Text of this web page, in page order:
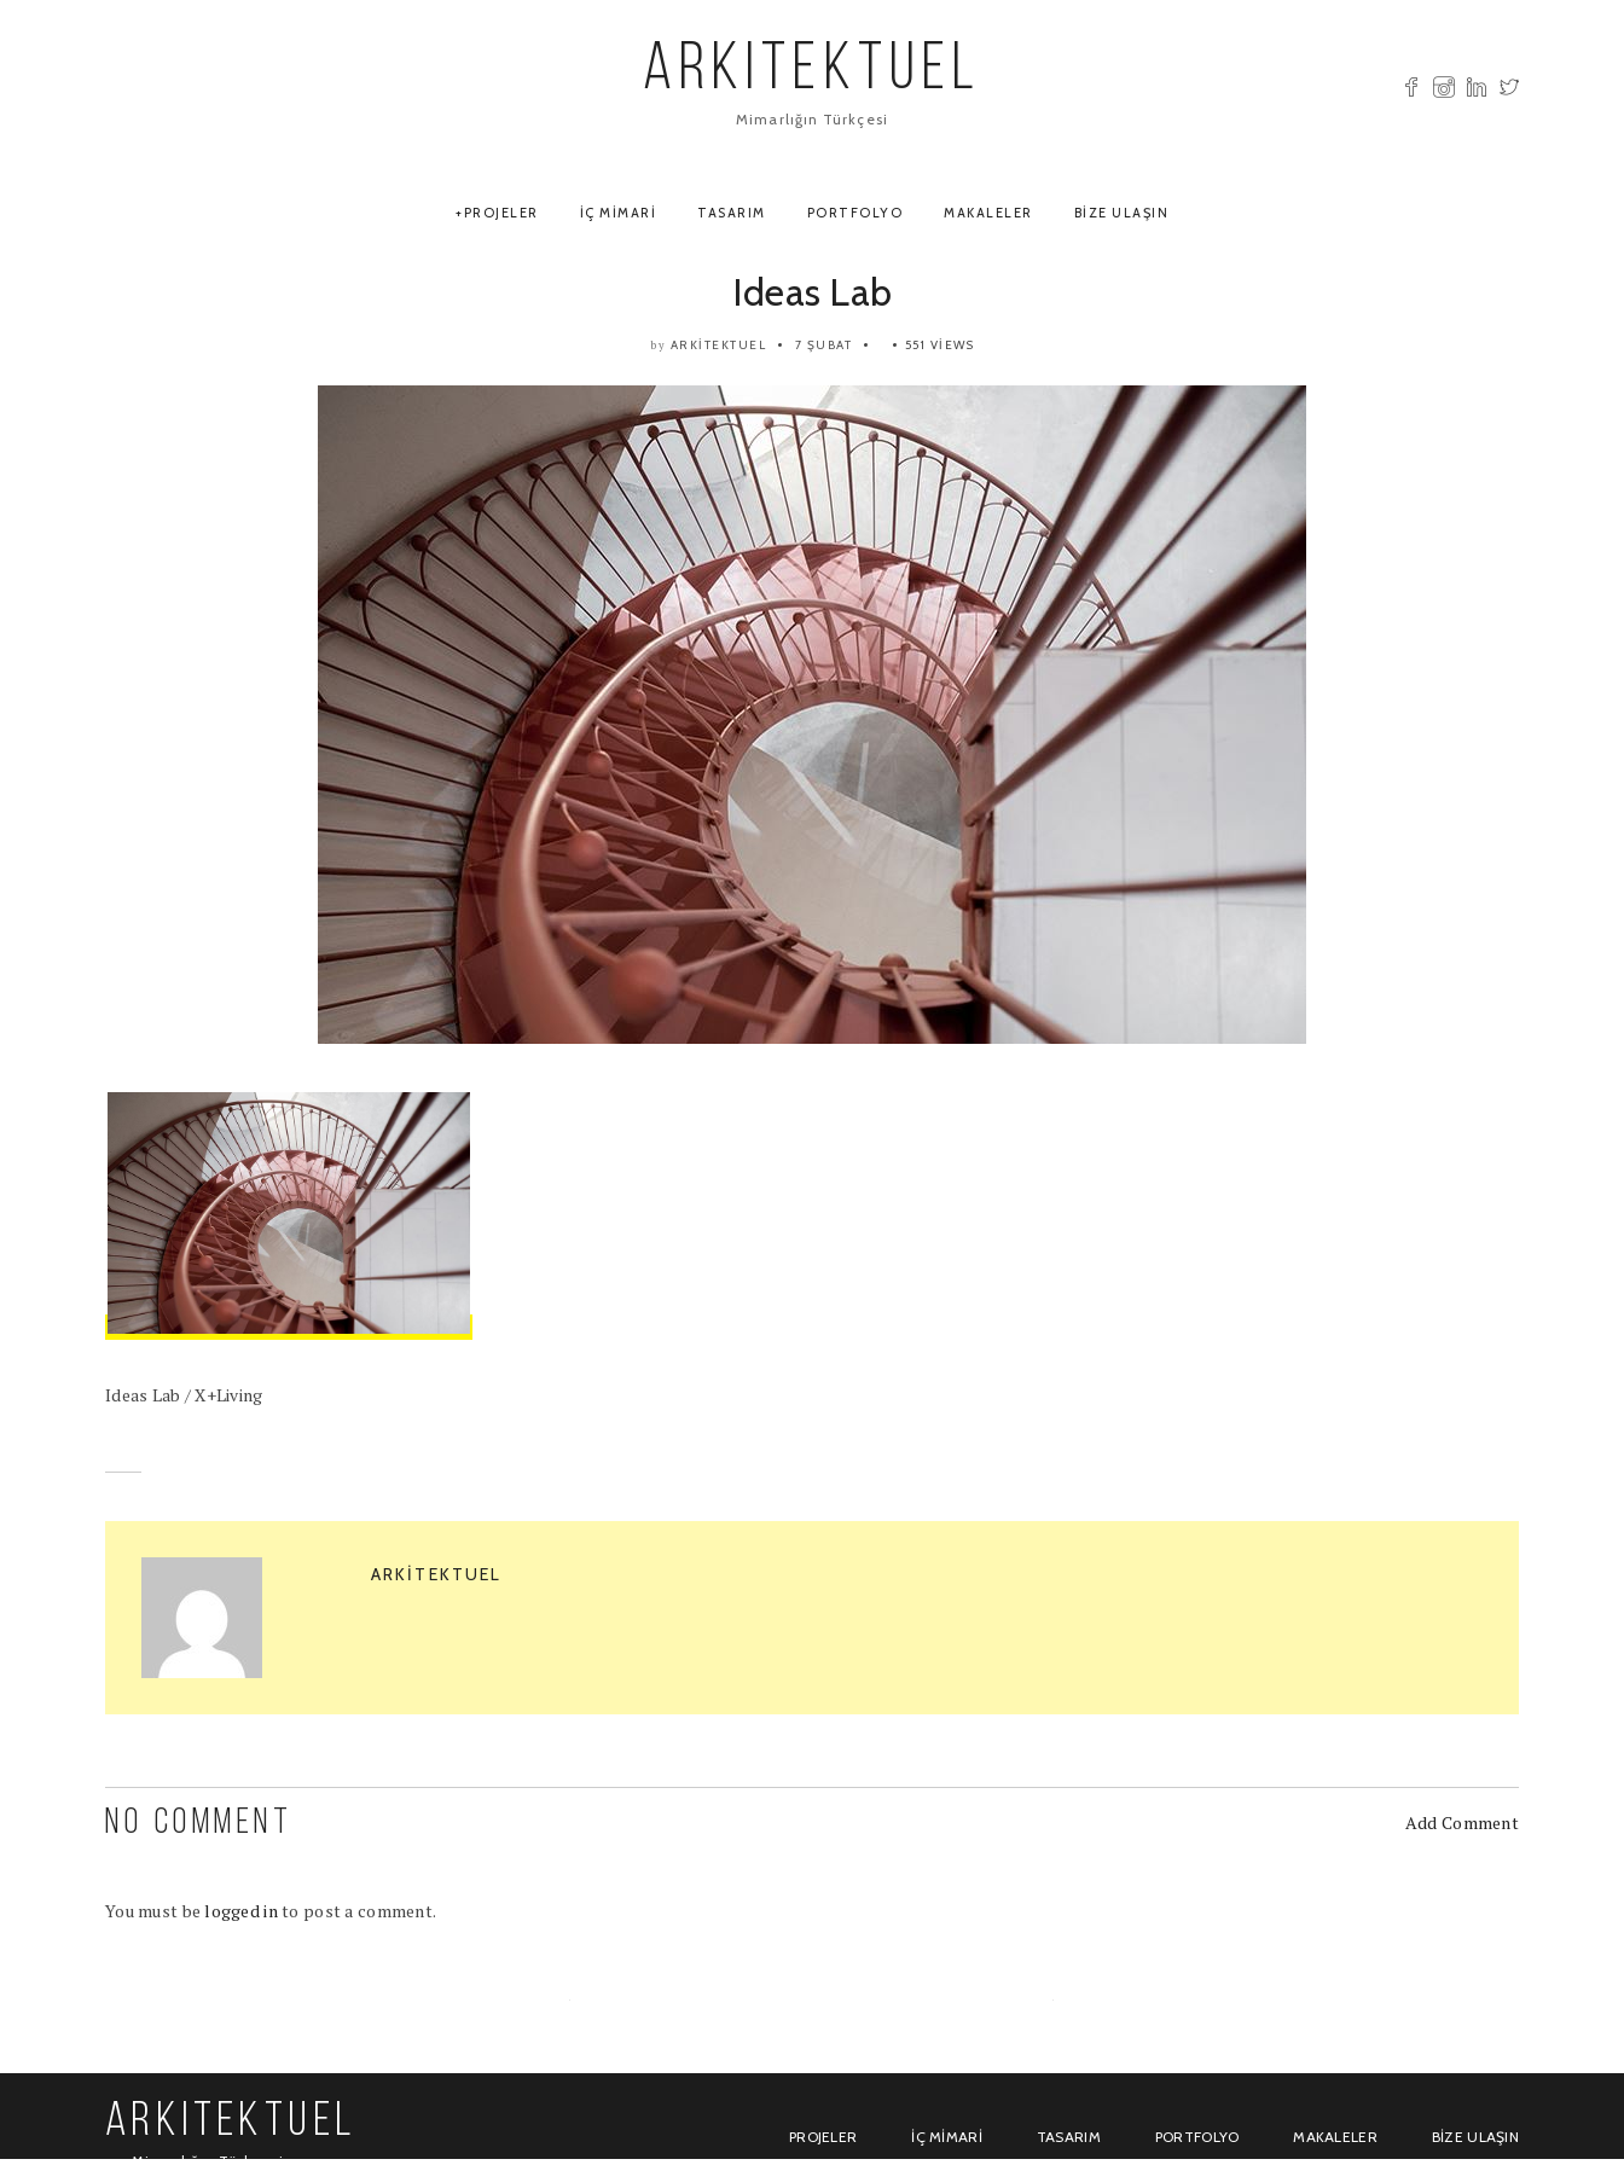
ARKITEKTUEL
Mimarlığın Türkçesi
PROJELER İÇ MIMARI TASARIM PORTFOLYO MAKALELER BIZE ULAŞIN
Ideas Lab
by ARKITEKTUEL 7 ŞUBAT 551 VIEWS
Ideas Lab / X+Living
ARKITEKTUEL
NO COMMENT Add Comment
You must belogged into post a comment.
ARKITEKTUEL
Mimarlığın Türkçesi
PROJELER İÇ MIMARI TASARIM PORTFOLYO MAKALELER BIZE ULAŞIN